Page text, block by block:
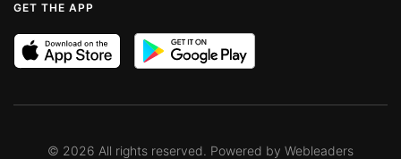
GET THE APP
© 2026 All rights reserved. Powered by Webleaders